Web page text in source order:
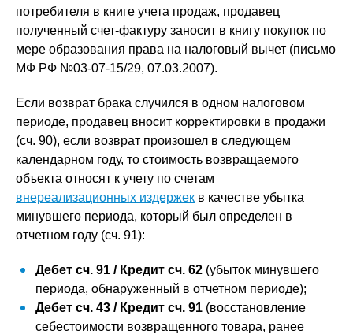
потребителя в книге учета продаж, продавец
полученный счет-фактуру заносит в книгу покупок по
мере образования права на налоговый вычет (письмо
МФ РФ №03-07-15/29, 07.03.2007).
Если возврат брака случился в одном налоговом
периоде, продавец вносит корректировки в продажи
(сч. 90), если возврат произошел в следующем
календарном году, то стоимость возвращаемого
объекта относят к учету по счетам
внереализационных издержек в качестве убытка
минувшего периода, который был определен в
отчетном году (сч. 91):
Дебет сч. 91 / Кредит сч. 62 (убыток минувшего
периода, обнаруженный в отчетном периоде);
Дебет сч. 43 / Кредит сч. 91 (восстановление
себестоимости возвращенного товара, ранее